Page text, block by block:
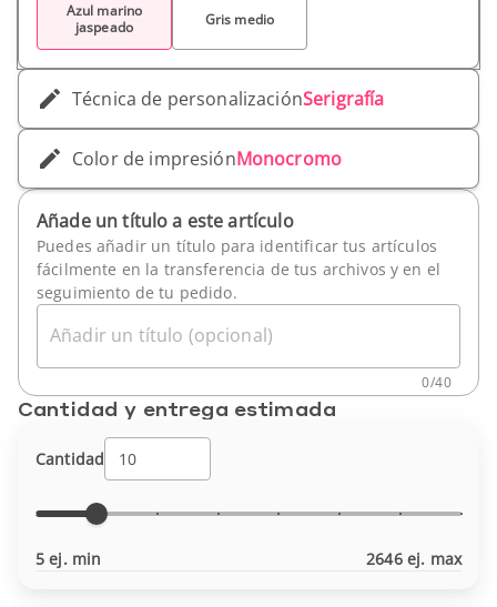
Azul marino
jaspeado
Gris medio
Técnica de personalizaciónSerigrafía
Color de impresiónMonocromo
Añade un título a este artículo
Puedes añadir un título para identificar tus artículos
fácilmente en la transferencia de tus archivos y en el
seguimiento de tu pedido.
Añadir un título (opcional)
0/40
Cantidad y entrega estimada
Cantidad
5 ej. min 2646 ej. max